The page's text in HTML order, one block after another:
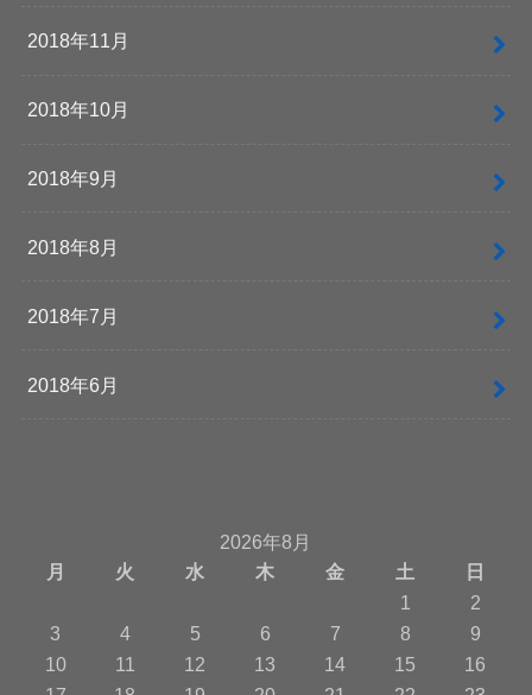
2018年11月
2018年10月
2018年9月
2018年8月
2018年7月
2018年6月
2026年8月
月
火 水 木 金 土
日
1
2
3
4 5 6 7 8
9
10
11 12 13 14 15
16